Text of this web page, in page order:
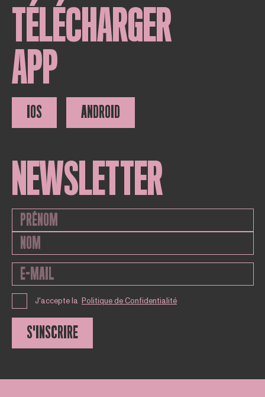
TÉLÉCHARGER
APP
IOS ANDROID
NEWSLETTER
J'accepte la Politique de Confidentialité
S'INSCRIRE